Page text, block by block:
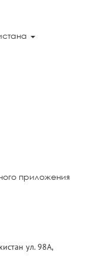
приложения
ул. 98А,